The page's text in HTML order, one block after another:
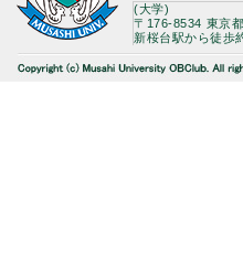
(大学)
〒176-8534 東京
新桜台駅から徒歩